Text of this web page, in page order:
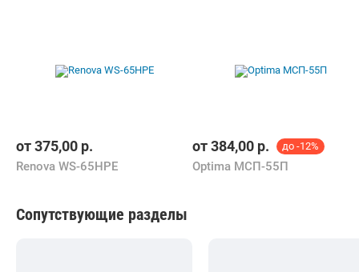
от375,00 р.
Renova WS-65HPE
от384,00 р. до -12%
Optima МСП-55П
Сопутствующие разделы